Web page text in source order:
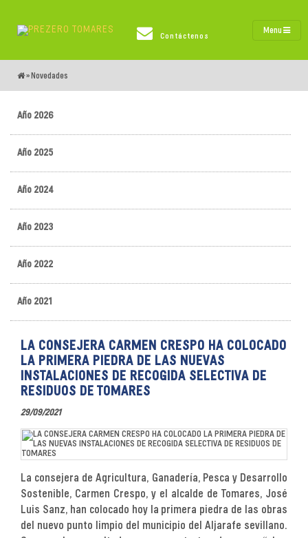
Contáctenos
Menu
» Novedades
Año 2026
Año 2025
Año 2024
Año 2023
Año 2022
Año 2021
LA CONSEJERA CARMEN CRESPO HA COLOCADO
LA PRIMERA PIEDRA DE LAS NUEVAS
INSTALACIONES DE RECOGIDA SELECTIVA DE
RESIDUOS DE TOMARES
29/09/2021
La consejera de Agricultura, Ganadería, Pesca y Desarrollo
Sostenible, Carmen Crespo, y el alcalde de Tomares, José
Luis Sanz, han colocado hoy la primera piedra de las obras
del nuevo punto limpio del municipio del Aljarafe sevillano.